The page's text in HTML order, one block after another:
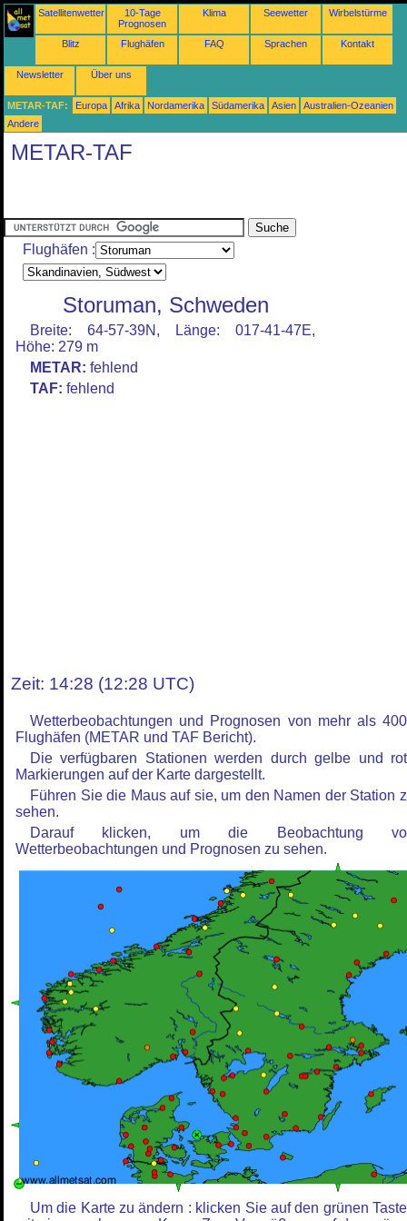
Satellitenwetter
10-Tage
Prognosen
Klima Seewetter Wirbelstürme
Blitz Flughäfen FAQ Sprachen Kontakt
Newsletter Über uns
METAR-TAF: Europa Afrika Nordamerika Südamerika Asien
Australien-Ozeanien
Andere
METAR-TAF
Flughäfen :
Storuman, Schweden
Breite: 64-57-39N, Länge: 017-41-47E,
Höhe: 279 m
METAR: fehlend
TAF: fehlend
Zeit: 14:28 (12:28 UTC)
Wetterbeobachtungen und Prognosen von mehr als
Flughäfen (METAR und TAF Bericht).
Die verfügbaren Stationen werden durch gelbe und
Markierungen auf der Karte dargestellt.
Führen Sie die Maus auf sie, um den Namen der Station
sehen.
Darauf klicken, um die Beobachtung
Wetterbeobachtungen und Prognosen zu sehen.
Um die Karte zu ändern : klicken Sie auf den grünen